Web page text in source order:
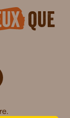
que